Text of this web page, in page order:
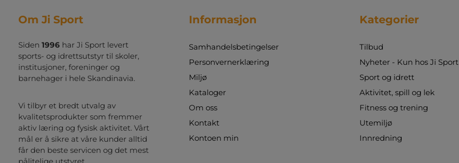
Om Ji Sport
Siden 1996 har Ji Sport levert
sports- og idrettsutstyr til skoler,
institusjoner, foreninger og
barnehager i hele Skandinavia.
Vi tilbyr et bredt utvalg av
kvalitetsprodukter som fremmer
aktiv læring og fysisk aktivitet. Vårt
mål er å sikre at våre kunder alltid
får den beste servicen og det mest
Informasjon
Samhandelsbetingelser
Personvernerklæring
Miljø
Kataloger
Om oss
Kontakt
Kontoen min
Kategorier
Tilbud
Nyheter - Kun hos Ji Sport
Sport og idrett
Aktivitet, spill og lek
Fitness og trening
Utemiljø
Innredning